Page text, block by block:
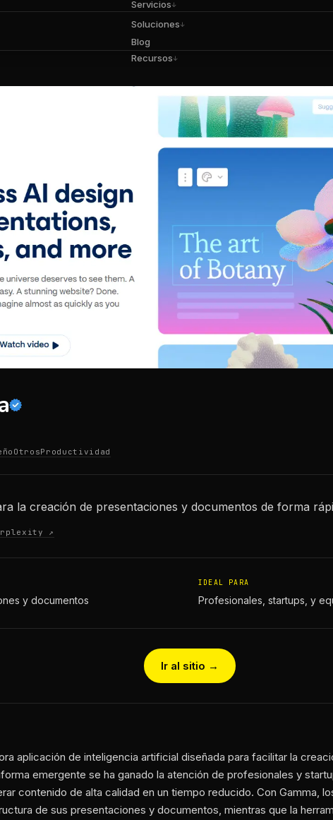
Servicios↓
Soluciones↓
Blog
Recursos↓
OtrosProductividad
la creación de presentaciones y documentos de forma
↗
y documentos
IDEAL PARA
Profesionales, startups, y
Ir al sitio →
aplicación de inteligencia artificial diseñada para facilitar la
emergente se ha ganado la atención de profesionales y
contenido de alta calidad en un tiempo reducido. Con Gamma,
de sus presentaciones y documentos, mientras que la